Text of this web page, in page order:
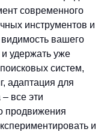
современного
инструментов и
вашего
удержать уже
систем,
адаптация для
все эти
продвижения
и